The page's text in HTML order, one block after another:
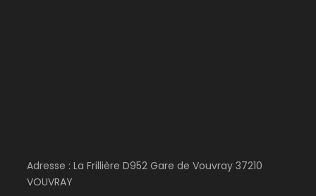
Adresse : La Frillière D952 Gare de Vouvray 37210
VOUVRAY